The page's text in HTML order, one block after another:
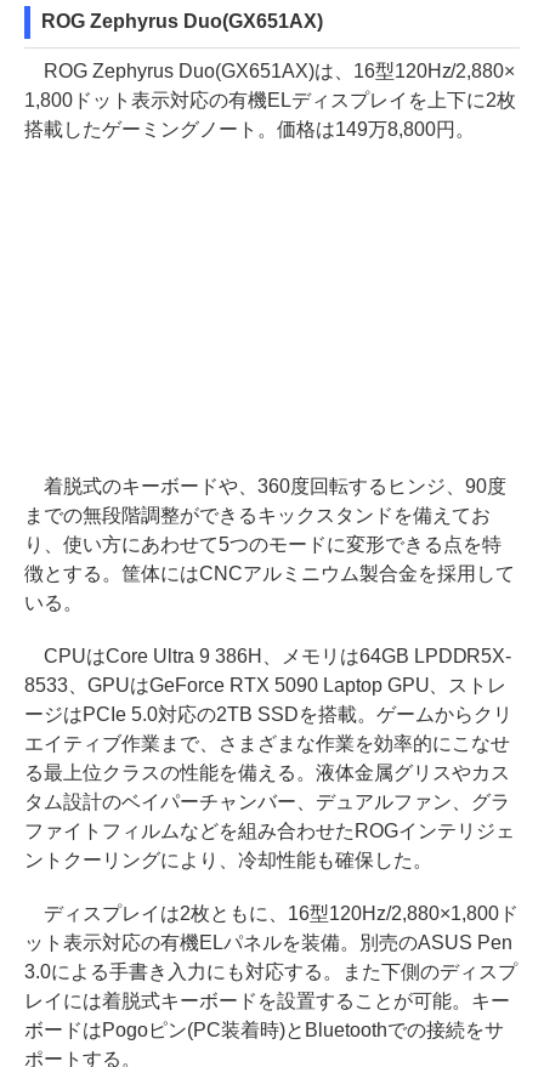
ROG Zephyrus Duo(GX651AX)
ROG Zephyrus Duo(GX651AX)は、16型120Hz/2,880×
1,800ドット表示対応の有機ELディスプレイを上下に2枚
搭載したゲーミングノート。価格は149万8,800円。
着脱式のキーボードや、360度回転するヒンジ、90度
までの無段階調整ができるキックスタンドを備えてお
り、使い方にあわせて5つのモードに変形できる点を特
徴とする。筐体にはCNCアルミニウム製合金を採用して
いる。
CPUはCore Ultra 9 386H、メモリは64GB LPDDR5X-
8533、GPUはGeForce RTX 5090 Laptop GPU、ストレ
ージはPCIe 5.0対応の2TB SSDを搭載。ゲームからクリ
エイティブ作業まで、さまざまな作業を効率的にこなせ
る最上位クラスの性能を備える。液体金属グリスやカス
タム設計のベイパーチャンバー、デュアルファン、グラ
ファイトフィルムなどを組み合わせたROGインテリジェ
ントクーリングにより、冷却性能も確保した。
ディスプレイは2枚ともに、16型120Hz/2,880×1,800ド
ット表示対応の有機ELパネルを装備。別売のASUS Pen
3.0による手書き入力にも対応する。また下側のディスプ
レイには着脱式キーボードを設置することが可能。キー
ボードはPogoピン(PC装着時)とBluetoothでの接続をサ
ポートする。